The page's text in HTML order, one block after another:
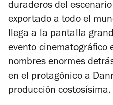
duraderos del
exportado a todo el
llega a la pantalla
evento cinematográfico
nombres enormes
en el protagónico a
producción